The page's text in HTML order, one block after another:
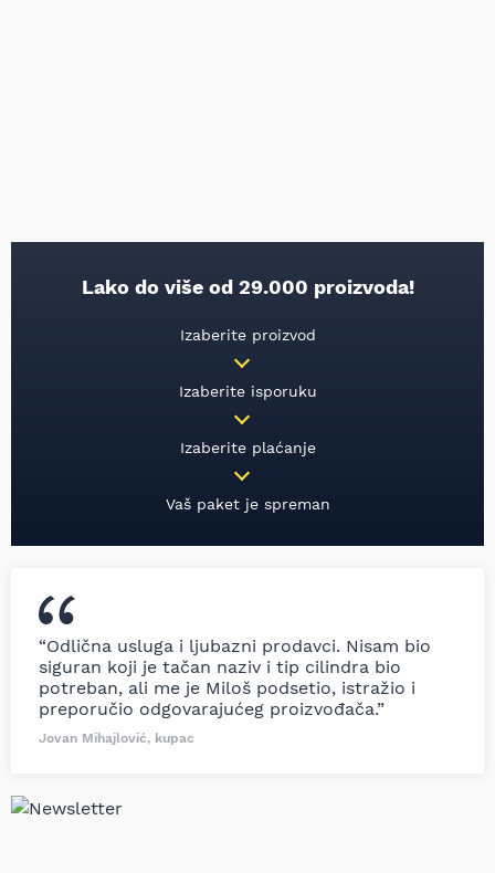
Lako do više od 29.000 proizvoda!
Izaberite proizvod
Izaberite isporuku
Izaberite plaćanje
Vaš paket je spreman
“Odlična usluga i ljubazni prodavci. Nisam bio
siguran koji je tačan naziv i tip cilindra bio
potreban, ali me je Miloš podsetio, istražio i
preporučio odgovarajućeg proizvođača.”
Jovan Mihajlović, kupac